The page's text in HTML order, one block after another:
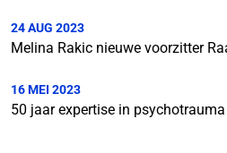
24 AUG 2023
Melina Rakic nieuwe voorzitter
16 MEI 2023
50 jaar expertise in